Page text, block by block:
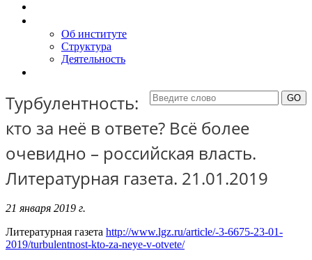
Об институте
Структура
Деятельность
Турбулентность:
кто за неё в ответе? Всё более
очевидно – российская власть.
Литературная газета. 21.01.2019
21 января 2019 г.
Литературная газета http://www.lgz.ru/article/-3-6675-23-01-
2019/turbulentnost-kto-za-neye-v-otvete/